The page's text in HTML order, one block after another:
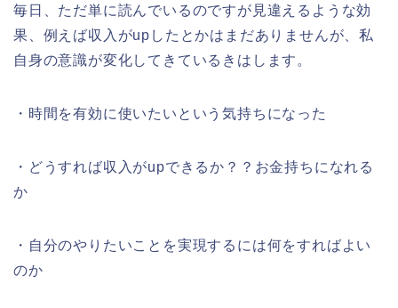
毎日、ただ単に読んでいるのですが見違えるような効
果、例えば収入がupしたとかはまだありませんが、私
自身の意識が変化してきているきはします。
・時間を有効に使いたいという気持ちになった
・どうすれば収入がupできるか？？お金持ちになれる
か
・自分のやりたいことを実現するには何をすればよい
のか